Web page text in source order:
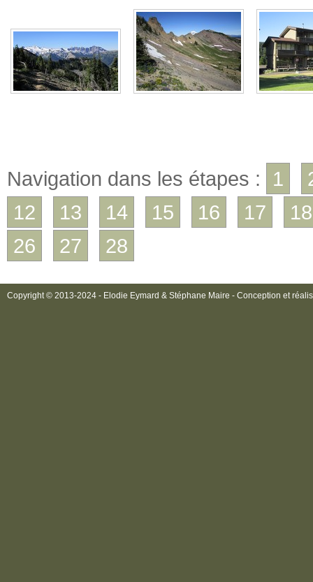
Navigation dans les étapes : 1
12
13 14 15 16 17
18
26
27 28
Copyright © 2013-2024 - Elodie Eymard & Stéphane Maire - Conception et